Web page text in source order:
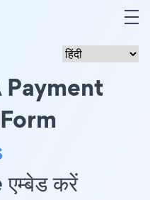
Payment
करें